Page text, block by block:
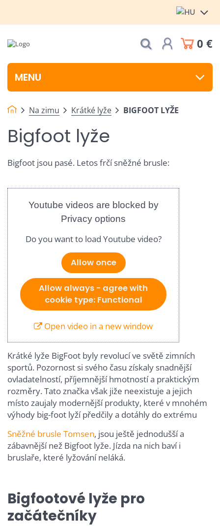
0 €
MENU
Na zimu Krátké lyže BIGFOOT LYŽE
Bigfoot lyže
Bigfoot jsou pasé. Letos frčí sněžné brusle:
Youtube videos are blocked by
Privacy options
Do you want to load Youtube video?
Allow once
Allow always - agree with
cookie type: Functional
Open video in a new window
Krátké lyže BigFoot byly revolucí ve světě zimních
sportů. Pozornost si svého času získaly snadnější
ovladatelností, příjemnější hmotností a praktickým
rozměry. Tato značka však jiže neexistuje a jejich
místo zaujaly modernější produkty, které v mnohém
výhody big-foot lyží předčily a dotáhly do extrému
Sněžné brusle Tomsen, jsou ještě jednodušší a
zábavnější než Bigfoot lyže. Jízda na nich baví i
bruslaře, které lyžování neláká.
Bigfootové lyže pro
začátečníky